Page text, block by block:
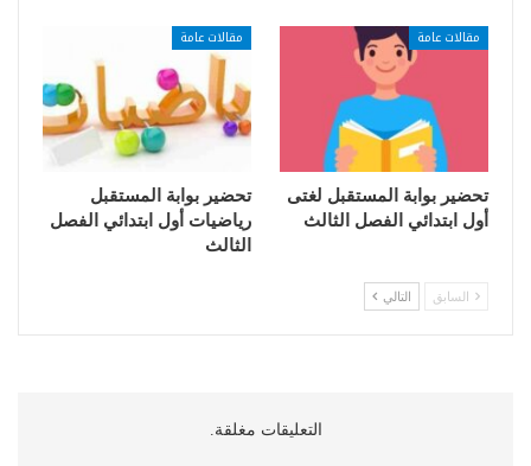
مقالات عامة
تحضير بوابة المستقبل لغتى
أول ابتدائي الفصل الثالث
مقالات عامة
تحضير بوابة المستقبل
رياضيات أول ابتدائي الفصل
الثالث
السابق التالي
التعليقات مغلقة.